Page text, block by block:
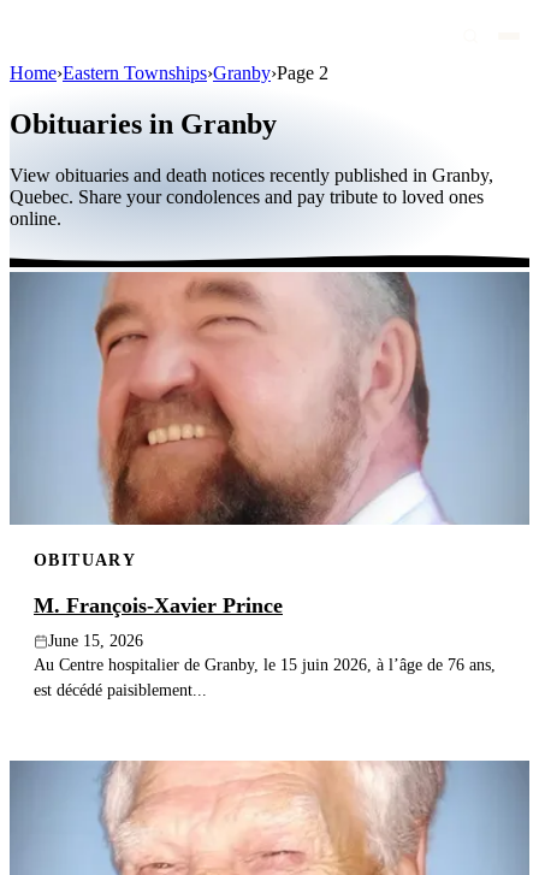
Public figures
Quebec
International
By region
Funeral homes
Search
Home›Eastern Townships›Granby›Page 2
Obituaries in Granby
View obituaries and death notices recently published in Granby,
Quebec. Share your condolences and pay tribute to loved ones
online.
OBITUARY
M. François-Xavier Prince
June 15, 2026
Au Centre hospitalier de Granby, le 15 juin 2026, à l’âge de 76 ans,
est décédé paisiblement...